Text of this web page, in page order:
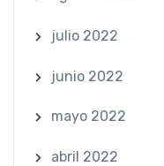
julio 2022
junio 2022
mayo 2022
abril 2022